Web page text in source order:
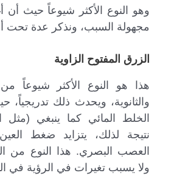
وهو النوع الأكثر شيوعاً حيث أن
مجهولة السبب، ونذكر عدة تحت
الزرق المفتوح الزاوية
هذا هو النوع الأكثر شيوعاً من
والثانوية، ويحدث ذلك
الخلط المائي كما ينبغي
نتيجة لذلك، يتزايد ضغط
العصب البصري. هذا النوع من
ولا يسبب تغيرات في الرؤية في